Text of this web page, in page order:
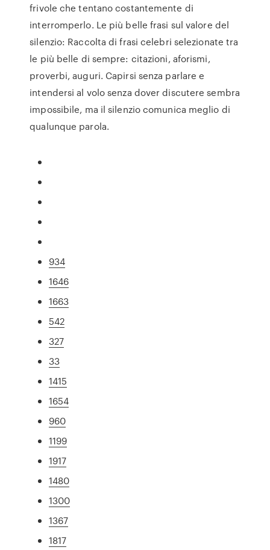
frivole che tentano costantemente di
interromperlo. Le più belle frasi sul valore del
silenzio: Raccolta di frasi celebri selezionate tra
le più belle di sempre: citazioni, aforismi,
proverbi, auguri. Capirsi senza parlare e
intendersi al volo senza dover discutere sembra
impossibile, ma il silenzio comunica meglio di
qualunque parola.
934
1646
1663
542
327
33
1415
1654
960
1199
1917
1480
1300
1367
1817